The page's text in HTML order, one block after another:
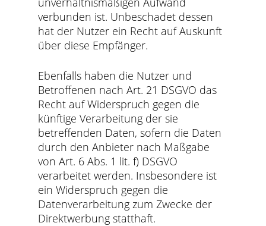
verbunden ist. Unbeschadet dessen
hat der Nutzer ein Recht auf Auskunft
über diese Empfänger.
Ebenfalls haben die Nutzer und
Betroffenen nach Art. 21 DSGVO das
Recht auf Widerspruch gegen die
künftige Verarbeitung der sie
betreffenden Daten, sofern die Daten
durch den Anbieter nach Maßgabe
von Art. 6 Abs. 1 lit. f) DSGVO
verarbeitet werden. Insbesondere ist
ein Widerspruch gegen die
Datenverarbeitung zum Zwecke der
Direktwerbung statthaft.